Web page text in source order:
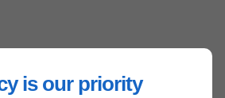
is our priority